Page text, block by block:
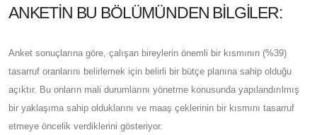
ANKETIN BU BÖLÜMÜNDEN BILGILER:
Anket sonuçlarına göre, çalışan bireylerin önemli bir kısmının (%39)
tasarruf oranlarını belirlemek için belirli bir bütçe planına sahip olduğu
açıktır. Bu onların mali durumlarını yönetme konusunda yapılandırılmış
bir yaklaşıma sahip olduklarını ve maaş çeklerinin bir kısmını tasarruf
etmeye öncelik verdiklerini gösteriyor.